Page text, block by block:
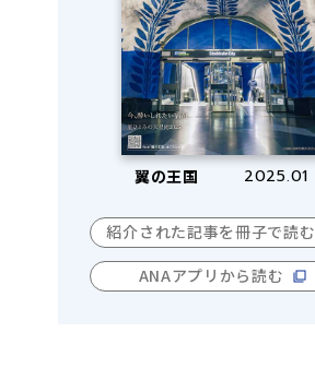
翼の王国 2025.01
紹介された記事を冊子で読む
ANAアプリから読む